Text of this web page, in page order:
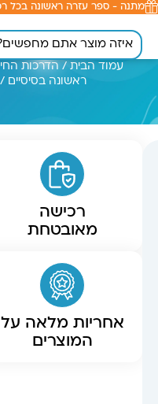
לתוכן
מתנה - ספר עזרה ראשונה בכל
עמוד הבית / הדרכות
ראשונה בסיסיים /
רכישה
מאובטחת
אחריות מלאה על
המוצרים